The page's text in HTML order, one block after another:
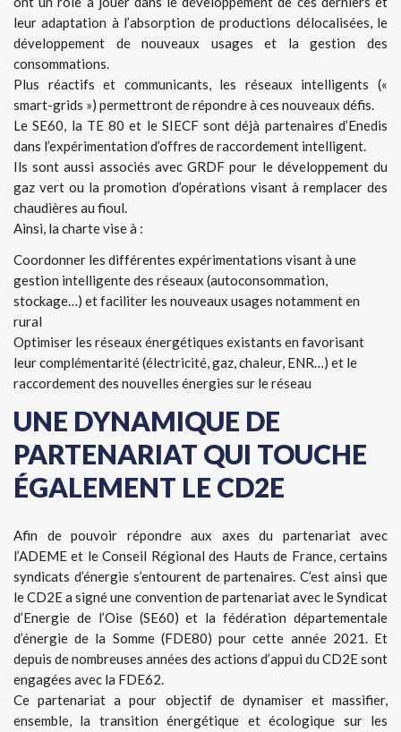
leur adaptation à l’absorption de productions délocalisées, le
développement de nouveaux usages et la gestion des
consommations.
Plus réactifs et communicants, les réseaux intelligents («
smart-grids ») permettront de répondre à ces nouveaux défis.
Le SE60, la TE 80 et le SIECF sont déjà partenaires d’Enedis
dans l’expérimentation d’offres de raccordement intelligent.
Ils sont aussi associés avec GRDF pour le développement du
gaz vert ou la promotion d’opérations visant à remplacer des
chaudières au fioul.
Ainsi, la charte vise à :
Coordonner les différentes expérimentations visant à une
gestion intelligente des réseaux (autoconsommation,
stockage…) et faciliter les nouveaux usages notamment en
rural
Optimiser les réseaux énergétiques existants en favorisant
leur complémentarité (électricité, gaz, chaleur, ENR…) et le
raccordement des nouvelles énergies sur le réseau
UNE DYNAMIQUE DE
PARTENARIAT QUI TOUCHE
ÉGALEMENT LE CD2E
Afin de pouvoir répondre aux axes du partenariat avec
l’ADEME et le Conseil Régional des Hauts de France, certains
syndicats d’énergie s’entourent de partenaires. C’est ainsi que
le CD2E a signé une convention de partenariat avec le Syndicat
d’Energie de l’Oise (SE60) et la fédération départementale
d’énergie de la Somme (FDE80) pour cette année 2021. Et
depuis de nombreuses années des actions d’appui du CD2E sont
engagées avec la FDE62.
Ce partenariat a pour objectif de dynamiser et massifier,
ensemble, la transition énergétique et écologique sur les